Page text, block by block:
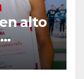
alto
20